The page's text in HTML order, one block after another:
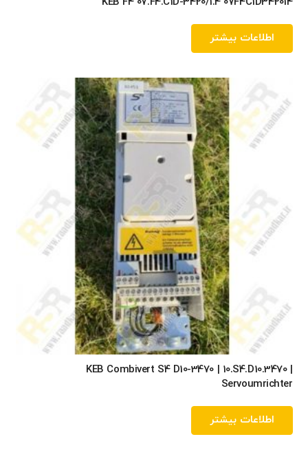
اطلاعات بیشتر
KEB Combivert S4 D10-3470 | 10.S4.D10.3470 |
Servoumrichter
اطلاعات بیشتر